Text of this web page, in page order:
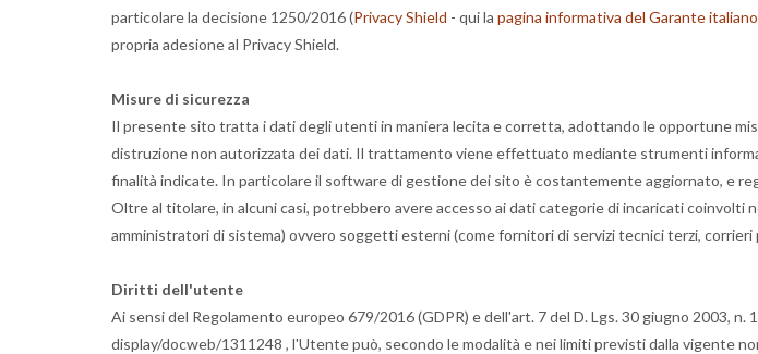
particolare la decisione 1250/2016 (Privacy Shield - qui la pagina informativa del Garante italiano
propria adesione al Privacy Shield.
Misure di sicurezza
Il presente sito tratta i dati degli utenti in maniera lecita e corretta, adottando le opportune
distruzione non autorizzata dei dati. Il trattamento viene effettuato mediante strumenti
finalità indicate. In particolare il software di gestione dei sito è costantemente aggiornato, e
Oltre al titolare, in alcuni casi, potrebbero avere accesso ai dati categorie di incaricati coinvolti
amministratori di sistema) ovvero soggetti esterni (come fornitori di servizi tecnici terzi,
Diritti dell'utente
Ai sensi del Regolamento europeo 679/2016 (GDPR) e dell'art. 7 del D. Lgs. 30 giugno
display/docweb/1311248 , l'Utente può, secondo le modalità e nei limiti previsti dalla vigente